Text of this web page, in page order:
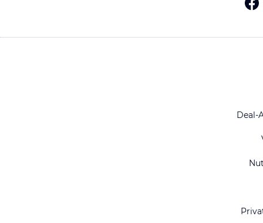
Deal-